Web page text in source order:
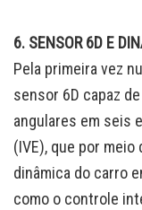
6. SENSOR 6D E
Pela primeira vez
sensor 6D capaz
angulares em seis
(IVE), que por
dinâmica do carro
como o controle